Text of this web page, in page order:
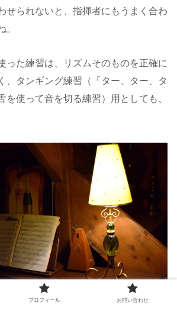
せられないと、指揮者にもうまく合わ
。
った練習は、リズムそのものを正確に
、タンギング練習（「ター、ター、タ
を使って音を切る練習）用としても、
プロフィール お問い合わせ